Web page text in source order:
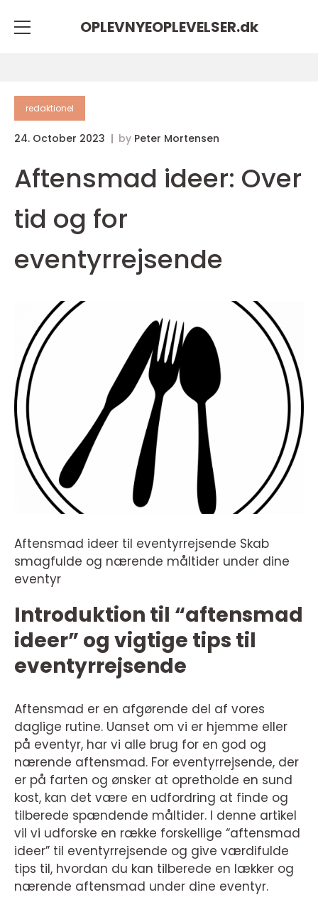
OPLEVNYEOPLEVELSER.dk
redaktionel
24. October 2023 by Peter Mortensen
Aftensmad ideer: Over
tid og for
eventyrrejsende
Aftensmad ideer til eventyrrejsende Skab
smagfulde og nærende måltider under dine
eventyr
Introduktion til “aftensmad
ideer” og vigtige tips til
eventyrrejsende
Aftensmad er en afgørende del af vores
daglige rutine. Uanset om vi er hjemme eller
på eventyr, har vi alle brug for en god og
nærende aftensmad. For eventyrrejsende, der
er på farten og ønsker at opretholde en sund
kost, kan det være en udfordring at finde og
tilberede spændende måltider. I denne artikel
vil vi udforske en række forskellige “aftensmad
ideer” til eventyrrejsende og give værdifulde
tips til, hvordan du kan tilberede en lækker og
nærende aftensmad under dine eventyr.